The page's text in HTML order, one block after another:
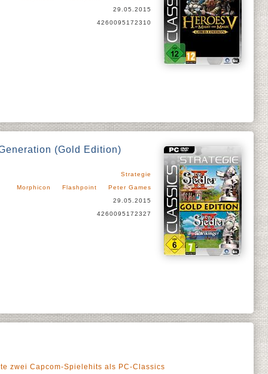
29.05.2015
4260095172310
(Gold Edition)
Strategie
Morphicon
Flashpoint
Peter Games
29.05.2015
4260095172327
zwei Capcom-Spielehits als PC-Classics